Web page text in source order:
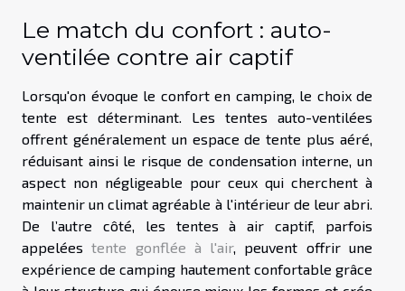
Le match du confort : auto-
ventilée contre air captif
Lorsqu'on évoque le confort en camping, le choix de
tente est déterminant. Les tentes auto-ventilées
offrent généralement un espace de tente plus aéré,
réduisant ainsi le risque de condensation interne, un
aspect non négligeable pour ceux qui cherchent à
maintenir un climat agréable à l'intérieur de leur abri.
De l’autre côté, les tentes à air captif, parfois
appeléestente gonflée à l'air, peuvent offrir une
expérience de camping hautement confortable grâce